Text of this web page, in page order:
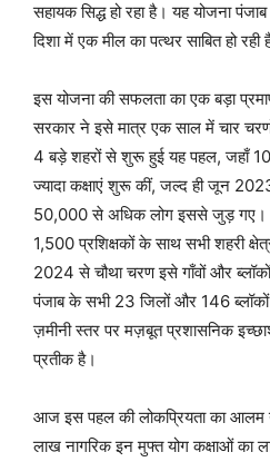
सहायक सिद्ध हो रहा है। यह योजना
दिशा में एक मील का पत्थर साबित हो रही
इस योजना की सफलता का एक बड़ा
सरकार ने इसे मात्र एक साल में चार
4 बड़े शहरों से शुरू हुई यह पहल, जहाँ
ज्यादा कक्षाएं शुरू कीं, जल्द ही जून
50,000 से अधिक लोग इससे जुड़ गए।
1,500 प्रशिक्षकों के साथ सभी शहरी
2024 से चौथा चरण इसे गाँवों और
पंजाब के सभी 23 जिलों और 146
ज़मीनी स्तर पर मज़बूत प्रशासनिक
प्रतीक है।
आज इस पहल की लोकप्रियता का आलम
लाख नागरिक इन मुफ्त योग कक्षाओं का